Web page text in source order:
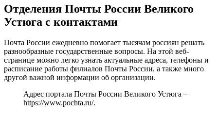
Отделения Почты России Великого
Устюга с контактами
Почта России ежедневно помогает тысячам россиян решать
разнообразные государственные вопросы. На этой веб-
странице можно легко узнать актуальные адреса, телефоны и
расписание работы филиалов Почты России, а также много
другой важной информации об организации.
Адрес портала Почты России Великого Устюга –
https://www.pochta.ru/.